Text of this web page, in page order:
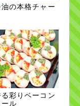
の本格チャー
る彩りベーコン
ル